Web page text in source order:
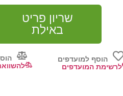
שריון פריט
באילת
הוסף למועדפים
לרשימת המועדפים